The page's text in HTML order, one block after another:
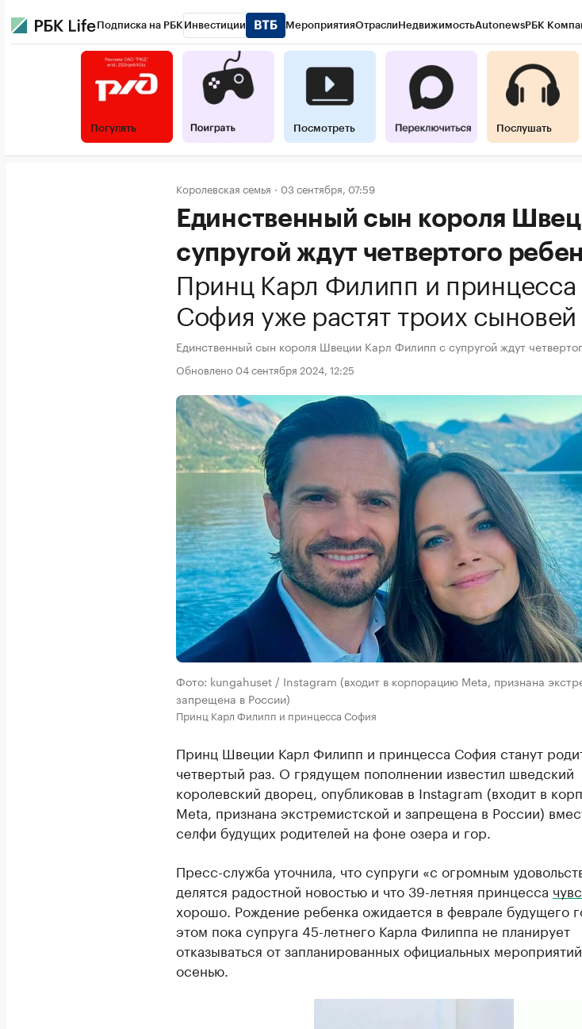
Подписка на РБК Инвестиции МероприятияОтраслиНедвижимостьAutonewsРБК
Погулять Посмотреть Послушать
Королевская семья 03 сентября, 07:59
Единственный сын короля
супругой ждут четвертого
Принц Карл Филипп и принцесса
София уже растят троих сыновей
Единственный сын короля Швеции Карл Филипп с супругой ждут
Обновлено 04 сентября 2024, 12:25
Фото: kungahuset / Instagram (входит в корпорацию Meta, признана
запрещена в России)
Принц Карл Филипп и принцесса София
Принц Швеции Карл Филипп и принцесса София станут
четвертый раз. О грядущем пополнении известил шведский
королевский дворец, опубликовав в Instagram (входит в
Meta, признана экстремистской и запрещена в России)
селфи будущих родителей на фоне озера и гор.
Пресс-служба уточнила, что супруги «с огромным
делятся радостной новостью и что 39-летняя принцесса
хорошо. Рождение ребенка ожидается в феврале будущего
этом пока супруга 45-летнего Карла Филиппа не планирует
отказываться от запланированных официальных
осенью.